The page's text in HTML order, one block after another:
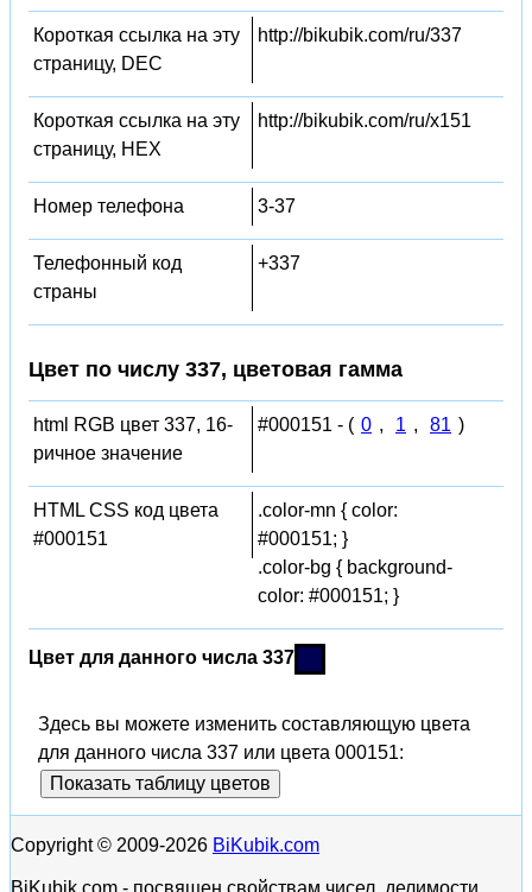
Короткая ссылка на эту
страницу, DEC
http://bikubik.com/ru/337
Короткая ссылка на эту
страницу, HEX
http://bikubik.com/ru/x151
Номер телефона 3-37
Телефонный код
страны
+337
Цвет по числу 337, цветовая гамма
html RGB цвет 337, 16-
ричное значение
#000151 - ( 0 , 1 , 81 )
HTML CSS код цвета
#000151
.color-mn { color:
#000151; }
.color-bg { background-
color: #000151; }
Цвет для данного числа 337
Здесь вы можете изменить составляющую цвета
для данного числа 337 или цвета 000151:
Показать таблицу цветов
Copyright © 2009-2026 BiKubik.com
BiKubik.com - посвящен свойствам чисел, делимости